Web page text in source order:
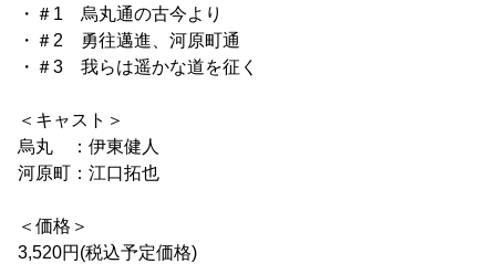
・＃1 烏丸通の古今より
・＃2 勇往邁進、河原町通
・＃3 我らは遥かな道を征く
＜キャスト＞
烏丸 ：伊東健人
河原町：江口拓也
＜価格＞
3,520円(税込予定価格)